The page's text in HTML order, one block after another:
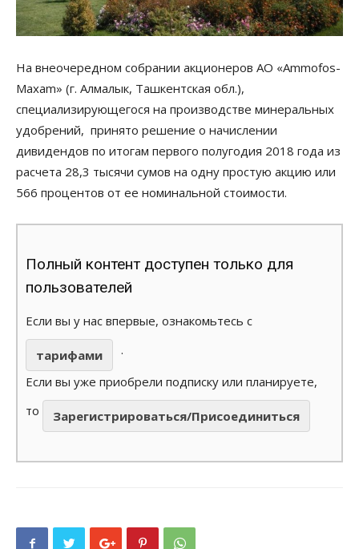
На внеочередном собрании акционеров АО «Ammofos-
Maxam» (г. Алмалык, Ташкентская обл.),
специализирующегося на производстве минеральных
удобрений, принято решение о начислении
дивидендов по итогам первого полугодия 2018 года из
расчета 28,3 тысячи сумов на одну простую акцию или
566 процентов от ее номинальной стоимости.
Полный контент доступен только для
пользователей
Если вы у нас впервые, ознакомьтесь с
тарифами
.
Если вы уже приобрели подписку или планируете,
то
Зарегистрироваться/Присоединиться